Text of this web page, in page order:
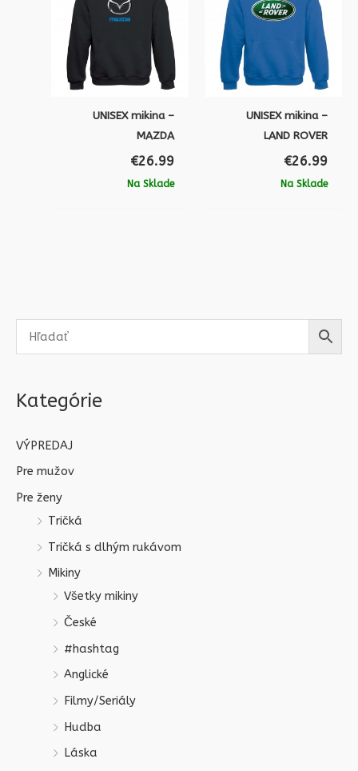
Kategórie
VÝPREDAJ
Pre mužov
Pre ženy
Tričká
Tričká s dlhým rukávom
Mikiny
Všetky mikiny
České
#hashtag
Anglické
Filmy/Seriály
Hudba
Láska
UNISEX mikina –
MAZDA
€26.99
Na Sklade
UNISEX mikina –
LAND ROVER
€26.99
Na Sklade